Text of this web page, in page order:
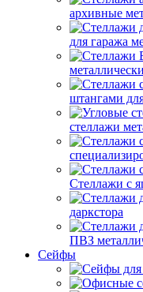
архивные
для гаража
штангами
стеллажи
Стеллажи с
даркстора
ПВЗ
Сейфы